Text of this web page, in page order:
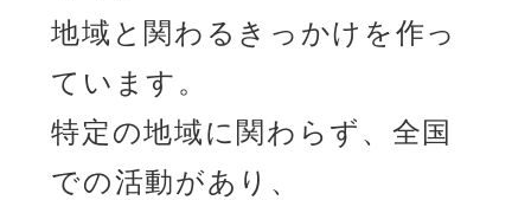
地域と関わるきっかけを作っ
ています。
特定の地域に関わらず、全国
での活動があり、